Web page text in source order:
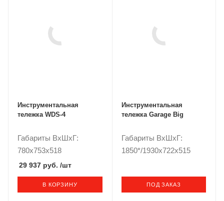
Инструментальная
тележка WDS-4
Габариты ВxШxГ:
780x753x518
29 937 руб. /шт
В КОРЗИНУ
Инструментальная
тележка Garage Big
Габариты ВxШxГ:
1850*/1930x722x515
ПОД ЗАКАЗ